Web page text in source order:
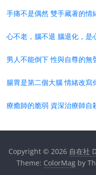
手痛不是偶然 雙手藏著的情
心不老，腦不退 腦退
男人不能倒下 性與自尊的無
腸胃是第二個大腦 情緒改寫
療癒師的脆弱 資深治療師自
Copyright © 2026 自在社
Theme: ColorMagby